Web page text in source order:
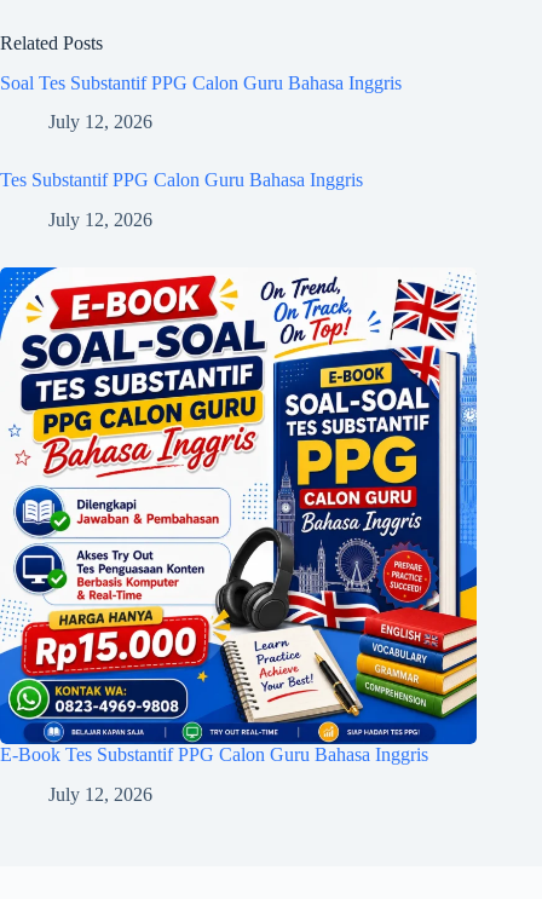
Related Posts
Soal Tes Substantif PPG Calon Guru Bahasa Inggris
July 12, 2026
Tes Substantif PPG Calon Guru Bahasa Inggris
July 12, 2026
E-Book Tes Substantif PPG Calon Guru Bahasa Inggris
July 12, 2026